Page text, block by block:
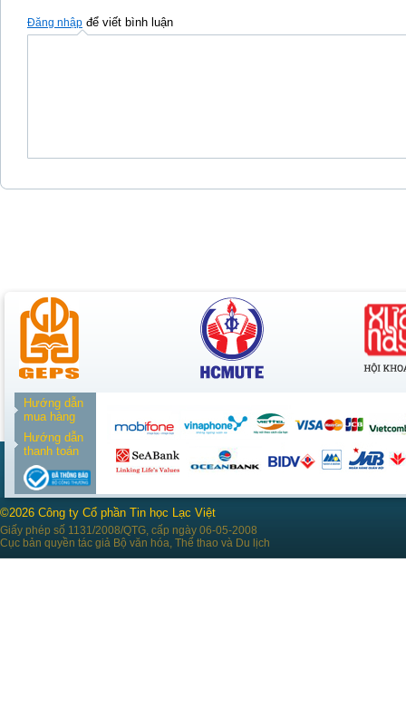
Đăng nhập để viết bình luận
Hướng dẫn
mua hàng
Hướng dẫn
thanh toán
©2026 Công ty Cổ phần Tin học Lạc Việt
Giấy phép số 1131/2008/QTG, cấp ngày 06-05-2008
Cục bản quyền tác giả Bộ văn hóa, Thể thao và Du lịch